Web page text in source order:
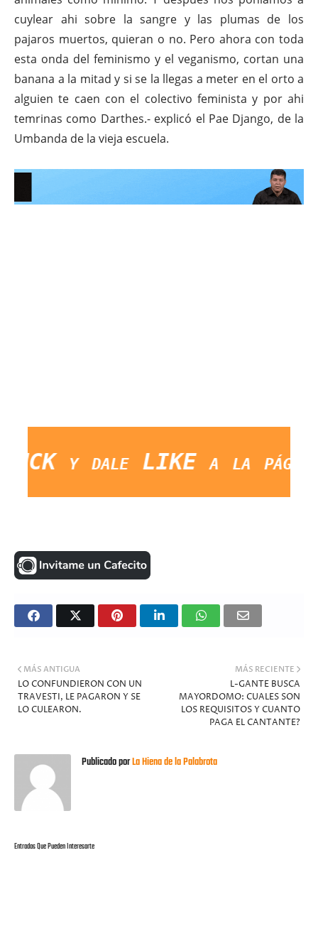
cuylear ahi sobre la sangre y las plumas de los
pajaros muertos, quieran o no. Pero ahora con toda
esta onda del feminismo y el veganismo, cortan una
banana a la mitad y si se la llegas a meter en el orto a
alguien te caen con el colectivo feminista y por ahi
temrinas como Darthes.- explicó el Pae Django, de la
Umbanda de la vieja escuela.
y dale LIKE a la página.
MÁS RECIENTE
L-GANTE BUSCA
MAYORDOMO: CUALES SON
LOS REQUISITOS Y CUANTO
PAGA EL CANTANTE?
MÁS ANTIGUA
LO CONFUNDIERON CON UN
TRAVESTI, LE PAGARON Y SE
LO CULEARON.
Publicado porLa Hiena de la Palabrota
Entradas Que Pueden Interesarte